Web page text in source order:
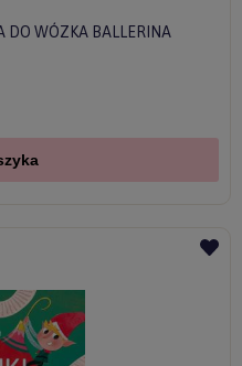
DO WÓZKA BALLERINA